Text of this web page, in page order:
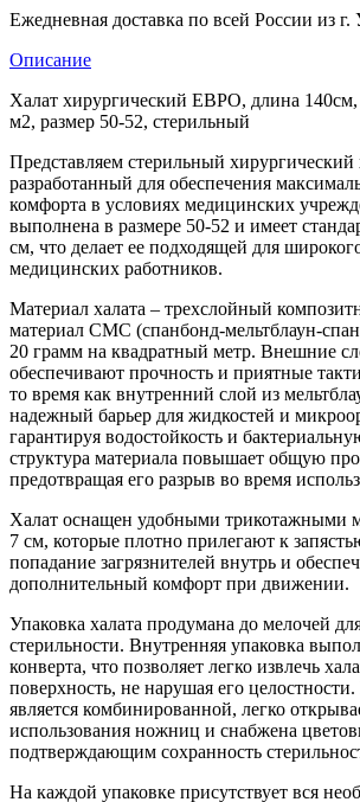
Ежедневная доставка по всей России из г.
Описание
Халат хирургический ЕВРО, длина
м2, размер 50-52, стерильный
Представляем стерильный
разработанный для обеспечения
комфорта в условиях медицинских
выполнена в размере 50-52 и имеет
см, что делает ее подходящей для
медицинских работников.
Материал халата – трехслойный
материал СМС (спанбонд-мельтблаун-
20 грамм на квадратный метр. Внешние
обеспечивают прочность и приятные
то время как внутренний слой из
надежный барьер для жидкостей и
гарантируя водостойкость и
структура материала повышает общую
предотвращая его разрыв во время
Халат оснащен удобными трикотажными
7 см, которые плотно прилегают к
попадание загрязнителей внутрь и
дополнительный комфорт при движении.
Упаковка халата продумана до мелочей
стерильности. Внутренняя упаковка
конверта, что позволяет легко извлечь
поверхность, не нарушая его
является комбинированной, легко
использования ножниц и снабжена
подтверждающим сохранность
На каждой упаковке присутствует вся